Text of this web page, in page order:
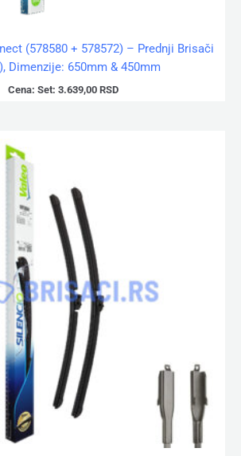
(578580 + 578572) – Prednji Brisači
Dimenzije: 650mm & 450mm
Cena: Set: 3.639,00 RSD